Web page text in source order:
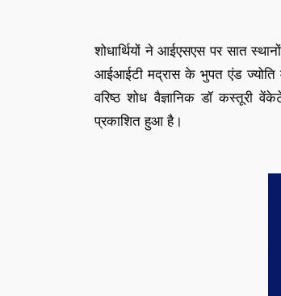
शोधार्थियों ने आईएसएस पर सात
आईआईटी मद्रास के भुपत एंड ज्योति
वरिष्ठ शोध वैज्ञानिक डॉ कस्तूरी
प्रकाशित हुआ है।